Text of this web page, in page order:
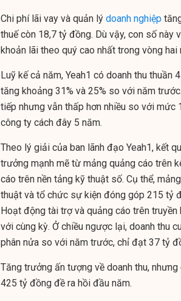
Chi phí lãi vay và quản lý doanh nghiệp
thuế còn 18,7 tỷ đồng. Dù vậy, con số
khoản lãi theo quý cao nhất trong vòng hai
Luỹ kế cả năm, Yeah1 có doanh thu
tăng khoảng 31% và 25% so với năm
tiếp nhưng vẫn thấp hơn nhiều so với
công ty cách đây 5 năm.
Theo lý giải của ban lãnh đạo Yeah1, kết
trưởng mạnh mẽ từ mảng quảng cáo trên
cáo trên nền tảng kỹ thuật số. Cụ thể,
thuật và tổ chức sự kiện đóng góp 215 tỷ
Hoạt động tài trợ và quảng cáo trên
với cùng kỳ. Ở chiều ngược lại, doanh thu
phân nửa so với năm trước, chỉ đạt 37 tỷ
Tăng trưởng ấn tượng về doanh thu,
425 tỷ đồng đề ra hồi đầu năm.